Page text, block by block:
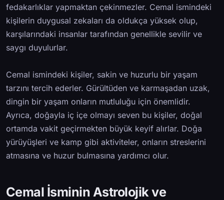
fedakarlıklar yapmaktan çekinmezler. Cemal ismindeki
kişilerin duygusal zekaları da oldukça yüksek olup,
karşılarındaki insanlar tarafından genellikle sevilir ve
saygı duyulurlar.
Cemal ismindeki kişiler, sakin ve huzurlu bir yaşam
tarzını tercih ederler. Gürültüden ve karmaşadan uzak,
dingin bir yaşam onların mutluluğu için önemlidir.
Ayrıca, doğayla iç içe olmayı seven bu kişiler, doğal
ortamda vakit geçirmekten büyük keyif alırlar. Doğa
yürüyüşleri ve kamp gibi aktiviteler, onların streslerini
atmasına ve huzur bulmasına yardımcı olur.
Cemal İsminin Astrolojik ve